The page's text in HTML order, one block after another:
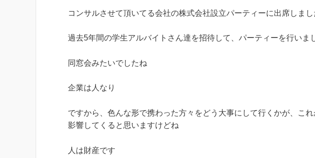
コンサルさせて頂いてる会社の株式会社設立パーティーに出席しまし
過去5年間の学生アルバイトさん達を招待して、パーティーを行いま
同窓会みたいでしたね
企業は人なり
ですから、色んな形で携わった方々をどう大事にして行くかが、こ
影響してくると思いますけどね
人は財産です